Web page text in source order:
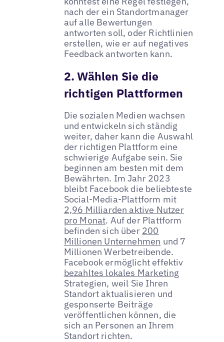
nach der ein Standortmanager
auf alle Bewertungen
antworten soll, oder Richtlinien
erstellen, wie er auf negatives
Feedback antworten kann.
2. Wählen Sie die
richtigen Plattformen
Die sozialen Medien wachsen
und entwickeln sich ständig
weiter, daher kann die Auswahl
der richtigen Plattform eine
schwierige Aufgabe sein. Sie
beginnen am besten mit dem
Bewährten. Im Jahr 2023
bleibt Facebook die beliebteste
Social-Media-Plattform mit
2,96 Milliarden aktive Nutzer
pro Monat. Auf der Plattform
befinden sich über 200
Millionen Unternehmen und 7
Millionen Werbetreibende.
Facebook ermöglicht effektiv
bezahltes lokales Marketing
Strategien, weil Sie Ihren
Standort aktualisieren und
gesponserte Beiträge
veröffentlichen können, die
sich an Personen an Ihrem
Standort richten.